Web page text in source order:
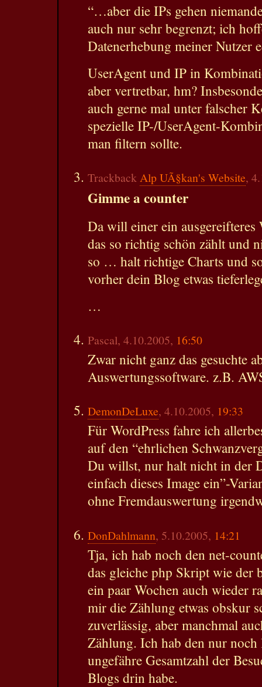
“…aber die IPs gehen
auch nur sehr begrenzt; ich
Datenerhebung meiner Nutzer
UserAgent und IP in
aber vertretbar, hm?
auch gerne mal unter falscher
spezielle IP-/UserAgent-
man filtern sollte.
TrackbackAlp UÃ§kan's Website,
Gimme a counter
Da will einer ein ausgereifteres
das so richtig schön zählt und
so … halt richtige Charts und
vorher dein Blog etwas
…
Pascal, 4.10.2005, 16:50
Zwar nicht ganz das gesuchte
Auswertungssoftware. z.B.
DemonDeLuxe, 4.10.2005, 19:33
Für WordPress fahre ich
auf den “ehrlichen
Du willst, nur halt nicht in der
einfach dieses Image ein”-
ohne Fremdauswertung
DonDahlmann, 5.10.2005, 14:21
Tja, ich hab noch den net-
das gleiche php Skript wie der
ein paar Wochen auch wieder
mir die Zählung etwas obskur
zuverlässig, aber manchmal
Zählung. Ich hab den nur
ungefähre Gesamtzahl der
Blogs drin habe.